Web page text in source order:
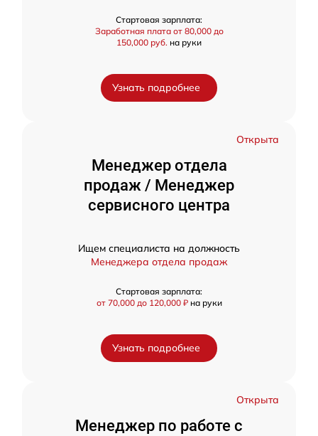
Стартовая зарплата:
Заработная плата от 80,000 до
150,000 руб. на руки
Узнать подробнее
Открыта
Менеджер отдела
продаж / Менеджер
сервисного центра
Ищем специалиста на должность
Менеджера отдела продаж
Стартовая зарплата:
от 70,000 до 120,000 ₽ на руки
Узнать подробнее
Открыта
Менеджер по работе с